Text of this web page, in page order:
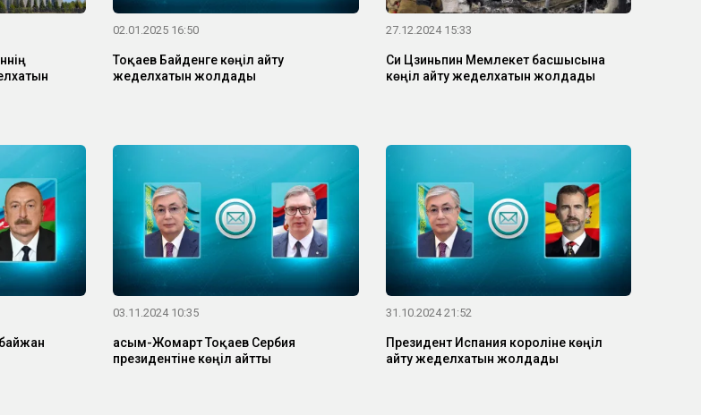
02.01.2025 16:50
Тоқаев Байденге көңіл айту
жеделхатын жолдады
27.12.2024 15:33
Си Цзиньпин Мемлекет басшысына
көңіл айту жеделхатын жолдады
03.11.2024 10:35
Қасым-Жомарт Тоқаев Сербия
президентіне көңіл айтты
31.10.2024 21:52
Президент Испания короліне көңіл
айту жеделхатын жолдады